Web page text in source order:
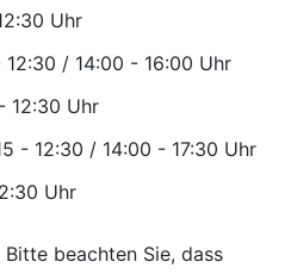
Uhr
Uhr
Uhr
Uhr
Uhr
Bitte beachten Sie, dass